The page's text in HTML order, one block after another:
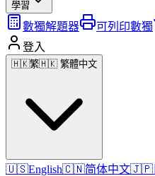
學習
數獨解題器 可列印數獨
登入
🇭🇰繁🇭🇰 繁體中文
🇺🇸English🇨🇳简体中文🇯🇵